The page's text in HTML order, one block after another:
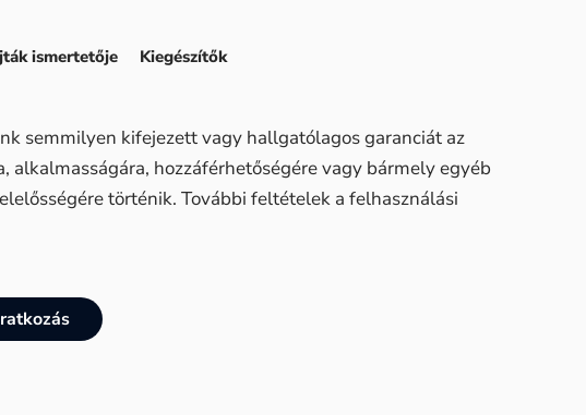
ismertetője Kiegészítők
semmilyen kifejezett vagy hallgatólagos garanciát az
alkalmasságára, hozzáférhetőségére vagy bármely egyéb
történik. További feltételek a felhasználási